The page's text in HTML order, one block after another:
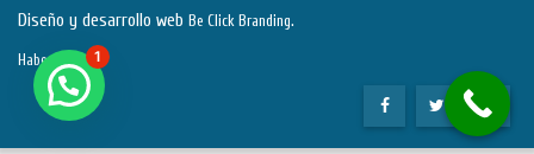
Diseño y desarrollo web Be Click Branding.
Habeas Data 1